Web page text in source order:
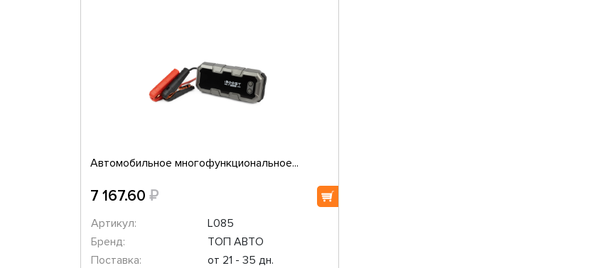
Автомобильное многофункциональное...
7 167.60 ₽
Артикул:
L085
Бренд:
ТОП АВТО
Поставка:
от 21 - 35 дн.